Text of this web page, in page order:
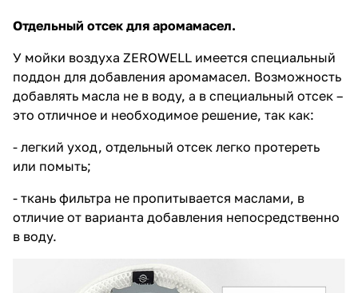
Отдельный отсек для аромамасел.
У мойки воздуха ZEROWELL имеется специальный
поддон для добавления аромамасел. Возможность
добавлять масла не в воду, а в специальный отсек –
это отличное и необходимое решение, так как:
- легкий уход, отдельный отсек легко протереть
или помыть;
- ткань фильтра не пропитывается маслами, в
отличие от варианта добавления непосредственно
в воду.